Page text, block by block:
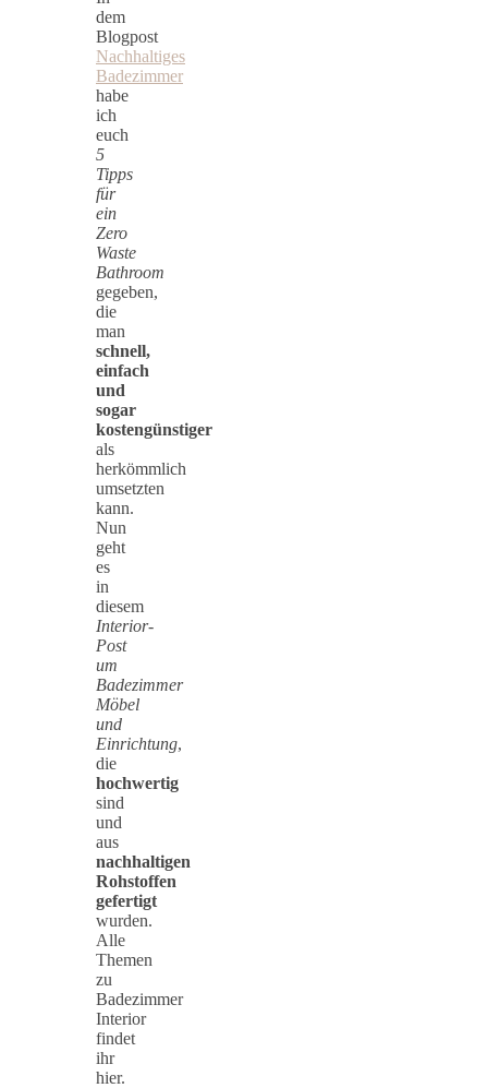
dem
Blogpost
Nachhaltiges
Badezimmer
habe
ich
euch
5
Tipps
für
ein
Zero
Waste
Bathroom
gegeben,
die
man
schnell,
einfach
und
sogar
kostengünstiger
als
herkömmlich
umsetzten
kann.
Nun
geht
es
in
diesem
Interior-
Post
um
Badezimmer
Möbel
und
Einrichtung,
die
hochwertig
sind
und
aus
nachhaltigen
Rohstoffen
gefertigt
wurden.
Alle
Themen
zu
Badezimmer
Interior
findet
ihr
hier.